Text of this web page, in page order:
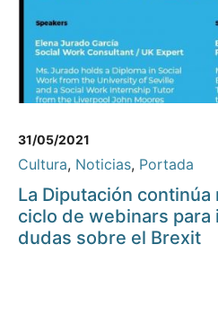
31/05/2021
Cultura, Noticias, Portada
La Diputación
ciclo de webinars
dudas sobre el Brexit